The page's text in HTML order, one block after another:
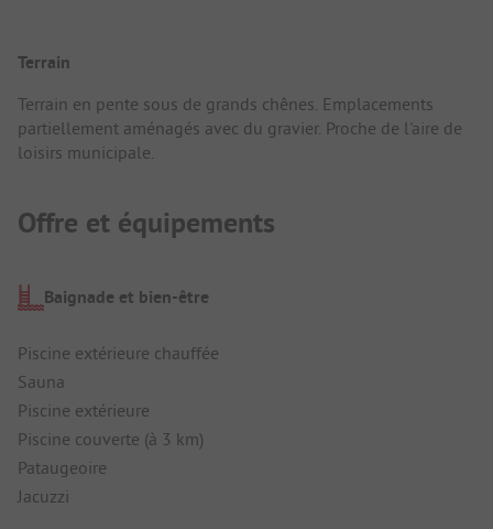
Terrain
Terrain en pente sous de grands chênes. Emplacements
partiellement aménagés avec du gravier. Proche de l'aire de
loisirs municipale.
Offre et équipements
Baignade et bien-être
Piscine extérieure chauffée
Sauna
Piscine extérieure
Piscine couverte (à 3 km)
Pataugeoire
Jacuzzi